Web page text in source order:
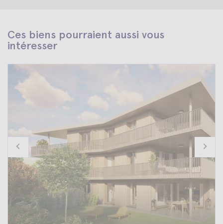
Ces biens pourraient aussi vous
intéresser